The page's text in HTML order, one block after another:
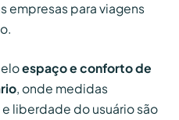
empresas para viagens
espaço e conforto de
, onde medidas
liberdade do usuário são